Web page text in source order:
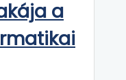
a